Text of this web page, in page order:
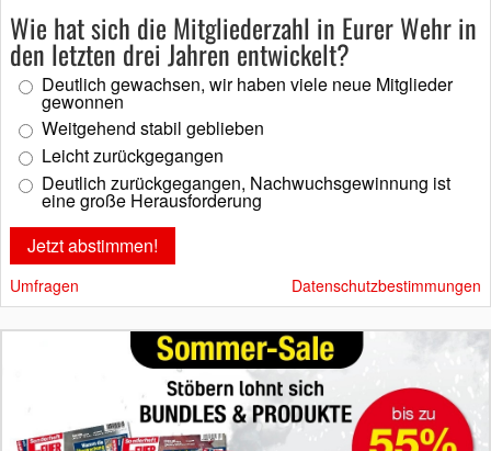
Wie hat sich die Mitgliederzahl in Eurer Wehr in
den letzten drei Jahren entwickelt?
Deutlich gewachsen, wir haben viele neue Mitglieder
gewonnen
Weitgehend stabil geblieben
Leicht zurückgegangen
Deutlich zurückgegangen, Nachwuchsgewinnung ist
eine große Herausforderung
Umfragen Datenschutzbestimmungen